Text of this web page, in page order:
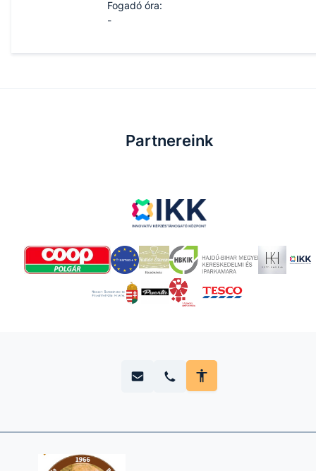
Fogadó óra:
-
Partnereink